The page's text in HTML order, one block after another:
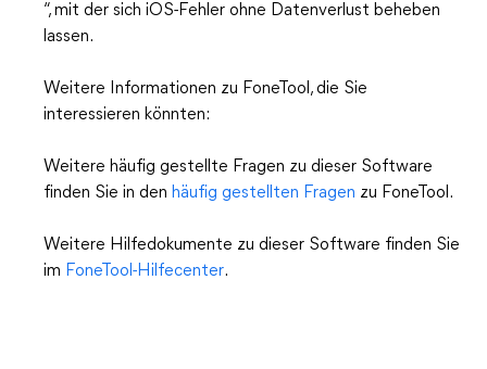
“, mit der sich iOS-Fehler ohne Datenverlust beheben
lassen.
Weitere Informationen zu FoneTool, die Sie
interessieren könnten:
Weitere häufig gestellte Fragen zu dieser Software
finden Sie in den häufig gestellten Fragen zu FoneTool.
Weitere Hilfedokumente zu dieser Software finden Sie
im FoneTool-Hilfecenter.